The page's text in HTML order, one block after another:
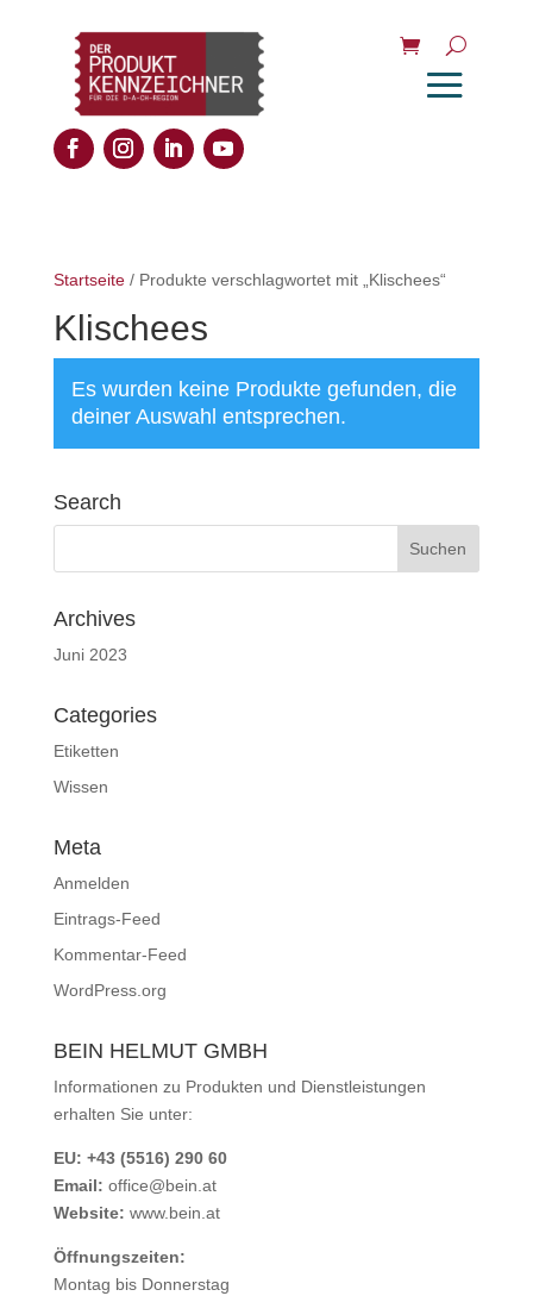
Startseite/ Produkte verschlagwortet mit „Klischees“
Klischees
Es wurden keine Produkte gefunden, die
deiner Auswahl entsprechen.
Search
Archives
Juni 2023
Categories
Etiketten
Wissen
Meta
Anmelden
Eintrags-Feed
Kommentar-Feed
WordPress.org
BEIN HELMUT GMBH
Informationen zu Produkten und Dienstleistungen
erhalten Sie unter:
EU: +43 (5516) 290 60
Email: office@bein.at
Website: www.bein.at
Öffnungszeiten:
Montag bis Donnerstag